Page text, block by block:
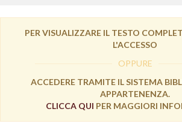
PER VISUALIZZARE IL TESTO
L'ACCESSO
OPPURE
ACCEDERE TRAMITE IL SISTEMA
APPARTENENZA.
CLICCA QUI PER MAGGIORI